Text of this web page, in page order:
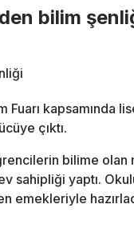
bilim
kapsamında
çıktı.
bilime olan
sahipliği yaptı.
emekleriyle